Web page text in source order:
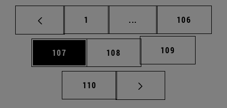
Página
1 ... Páginas intermedias
Página
106
Página
107 Página
108 Página
109
Página
110